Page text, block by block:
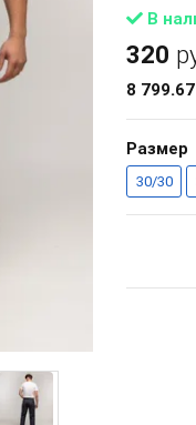
В
320
8 799.67
Размер
30/30